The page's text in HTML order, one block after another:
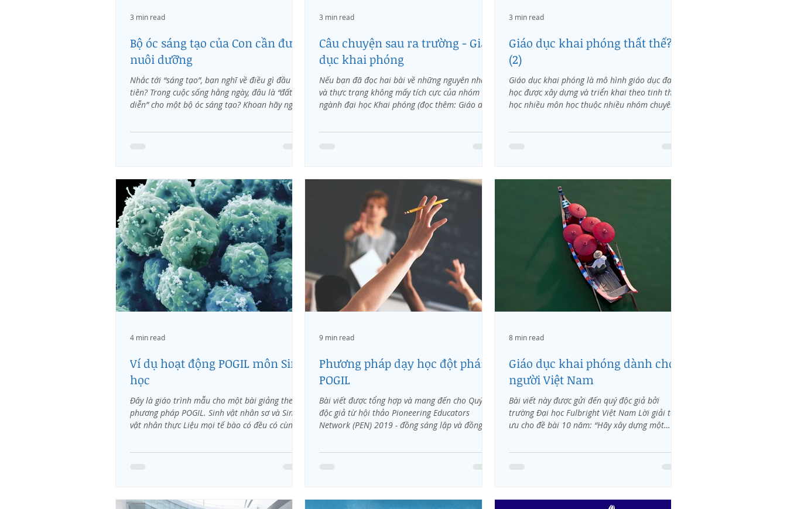
Bộ óc sáng tạo của Con cần được
nuôi dưỡng
Nhắc tới “sáng tạo”, bạn nghĩ về điều gì đầu
tiên? Trong cuộc sống hằng ngày, đâu là “đất
diễn” cho một bộ óc sáng tạo? Khoan hãy nghĩ
3 min read
Câu chuyện sau ra trường - Giáo
dục khai phóng
Nếu bạn đã đọc hai bài về những nguyên nhân
và thực trạng không mấy tích cực của nhóm
ngành đại học Khai phóng (đọc thêm: Giáo dục
3 min read
Giáo dục khai phóng thất thế?
(2)
Giáo dục khai phóng là mô hình giáo dục đại
học được xây dựng và triển khai theo tinh thần
học nhiều môn học thuộc nhiều nhóm chuyên...
3 min read
Ví dụ hoạt động POGIL môn Sinh
học
Đây là giáo trình mẫu cho một bài giảng theo
phương pháp POGIL. Sinh vật nhân sơ và Sinh
vật nhân thực Liệu mọi tế bào có đều có cùng
4 min read
Phương pháp dạy học đột phá:
POGIL
Bài viết được tổng hợp và mang đến cho Quý
độc giả từ hội thảo Pioneering Educators
Network (PEN) 2019 - đồng sáng lập và đồng tổ
9 min read
Giáo dục khai phóng dành cho
người Việt Nam
Bài viết này được gửi đến quý độc giả bởi
trường Đại học Fulbright Việt Nam Lời giải tối
ưu cho đề bài 10 năm: “Hãy xây dựng một
8 min read